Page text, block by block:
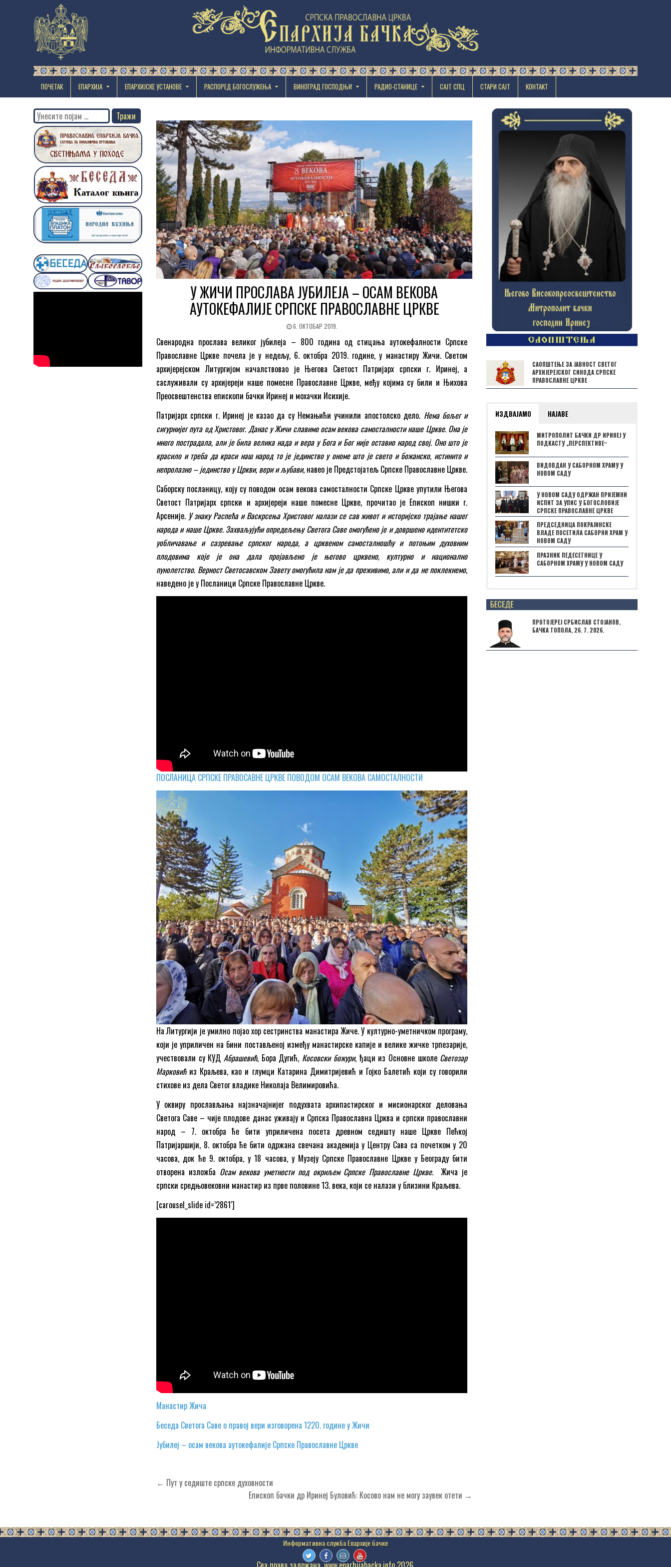
ПОЧЕТАК ЕПАРХИЈА EПАРХИЈСКЕ УСТАНОВЕ РАСПОРЕД БОГОСЛУЖЕЊА ВИНОГРАД ГОСПОДЊИ РАДИО-СТАНИЦЕ САЈТ СПЦ СТАРИ САЈТ КОНТАКТ
У ЖИЧИ ПРОСЛАВA ЈУБИЛЕЈA – ОСАМ ВЕКОВА
АУТОКЕФАЛИЈЕ СРПСКЕ ПРАВОСЛАВНЕ ЦРКВЕ
6. ОКТОБАР 2019.
Свенародна прослава великог јубилеја – 800 година од стицања аутокефалности Српске
Православне Цркве почела је у недељу, 6. октобра 2019. године, у манастиру Жичи. Светом
архијерејском Литургијом началствовао је Његова Светост Патријарх српски г. Иринеј, а
саслуживали су архијереји наше помесне Православне Цркве, међу којима су били и Њихова
Преосвештенства епископи бачки Иринеј и мохачки Исихије.
Патријарх српски г. Иринеј је казао да су Немањићи учинили апостолско дело. Нема бољег и
сигурнијег пута од Христовог. Данас у Жичи славимо осам векова самосталности наше Цркве. Она је
много пострадала, али је била велика нада и вера у Бога и Бог није оставио народ свој. Оно што је
красило и треба да краси наш народ то је јединство у ономе што је свето и божанско, истинито и
непролазно – јединство у Цркви, вери и љубави, навео је Предстојатељ Српске Православне Цркве.
Саборску посланицу, коју су поводом осам векова самосталности Српске Цркве упутили Његова
Светост Патријарх српски и архијереји наше помесне Цркве, прочитао је Епископ нишки г.
Арсеније. У знаку Распећа и Васкрсења Христовог налази се сав живот и историјско трајање нашег
народа и наше Цркве. Захваљујући опредељењу Светога Саве омогућено је и довршено идентитетско
уобличавање и сазревање српског народа, а црквеном самосталношћу и потоњим духовним
плодовима које је она дала пројављено је његово црквено, културно и национално
пунолетство. Верност Светосавском Завету омогућила нам је да преживимо, али и да не поклекнемо,
наведено је у Посланици Српске Православне Цркве.
ПОСЛАНИЦА СРПСКЕ ПРАВОСАВНЕ ЦРКВЕ ПОВОДОМ ОСАМ ВЕКОВА САМОСТАЛНОСТИ
На Литургији је умилно појао хор сестринства манастира Жиче. У културно-уметничком програму,
који је уприличен на бини постављеној између манастирске капије и велике жичке трпезарије,
учествовали су КУД Абрашевић, Бора Дугић, Косовски божури, ђаци из Основне школе Светозар
Марковићиз Краљева, као и глумци Катарина Димитријевић и Гојко Балетић који су говорили
стихове из дела Светог владике Николаја Велимировића.
У оквиру прослављања најзначајнијег подухвата архипастирског и мисионарског деловања
Светога Саве – чије плодове данас уживају и Српска Православна Црква и српски православни
народ – 7. октобра ће бити уприличена посета древном седишту наше Цркве Пећкој
Патријаршији, 8. октобра ће бити одржана свечана академија у Центру Сава са почетком у 20
часова, док ће 9. октобра, у 18 часова, у Музеју Српске Православне Цркве у Београду бити
отворена изложба Осам векова уметности под окриљем Српске Православне Цркве.Жича је
српски средњовековни манастир из прве половине 13. века, који се налази у близини Краљева.
[carousel_slide id=’2861′]
Манастир Жича
Беседа Светога Саве о правој вери изговорена 1220. године у Жичи
Јубилеј – осам векова аутокефалије Српске Православне Цркве
Кретање
← Пут у седиште српске духовности
Епископ бачки др Иринеј Буловић: Косово нам не могу заувек отети →
Search
for:
САОПШТЕЊЕ ЗА ЈАВНОСТ СВЕТОГ
АРХИЈЕРЕЈСКОГ СИНОДА СРПСКЕ
ПРАВОСЛАВНЕ ЦРКВЕ
ИЗДВАЈАМО НАЈАВЕ
МИТРОПОЛИТ БАЧКИ ДР ИРИНЕЈ У
ПОДКАСТУ „ПЕРСПЕКТИВЕˮ
ВИДОВДАН У САБОРНОМ ХРАМУ У
НОВОМ САДУ
У НОВОМ САДУ ОДРЖАН ПРИЈЕМНИ
ИСПИТ ЗА УПИС У БОГОСЛОВИЈЕ
СРПСКЕ ПРАВОСЛАВНЕ ЦРКВЕ
ПРЕДСЕДНИЦА ПОКРАЈИНСКЕ
ВЛАДЕ ПОСЕТИЛА САБОРНИ ХРАМ У
НОВОМ САДУ
ПРАЗНИК ПЕДЕСЕТНИЦЕ У
САБОРНОМ ХРАМУ У НОВОМ САДУ
Posts not found
ПРОТОЈЕРЕЈ СРБИСЛАВ СТОЈАНОВ,
БАЧКА ТОПОЛА, 26. 7. 2026.